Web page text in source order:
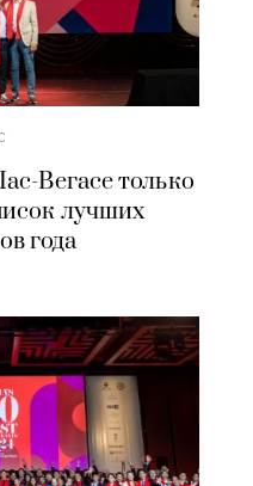
Вегасе только
лучших
года